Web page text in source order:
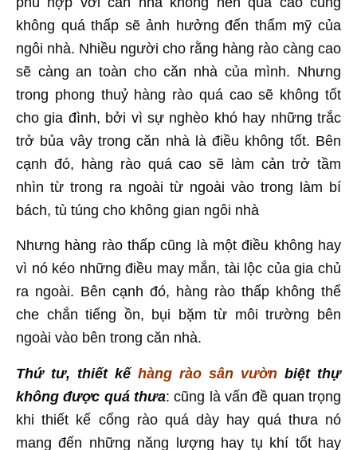
không quá thấp sẽ ảnh hưởng đến thẩm mỹ của
ngôi nhà. Nhiều người cho rằng hàng rào càng cao
sẽ càng an toàn cho căn nhà của mình. Nhưng
trong phong thuỷ hàng rào quá cao sẽ không tốt
cho gia đình, bởi vì sự nghèo khó hay những trắc
trở bủa vây trong căn nhà là điều không tốt. Bên
cạnh đó, hàng rào quá cao sẽ làm cản trở tầm
nhìn từ trong ra ngoài từ ngoài vào trong làm bí
bách, tù túng cho không gian ngôi nhà
Nhưng hàng rào thấp cũng là một điều không hay
vì nó kéo những điều may mắn, tài lộc của gia chủ
ra ngoài. Bên cạnh đó, hàng rào thấp không thể
che chắn tiếng ồn, bụi bặm từ môi trường bên
ngoài vào bên trong căn nhà.
Thứ tư, thiết kế hàng rào sân vườn biệt thự
không được quá thưa: cũng là vấn đề quan trọng
khi thiết kế cổng rào quá dày hay quá thưa nó
mang đến những năng lượng hay tụ khí tốt hay